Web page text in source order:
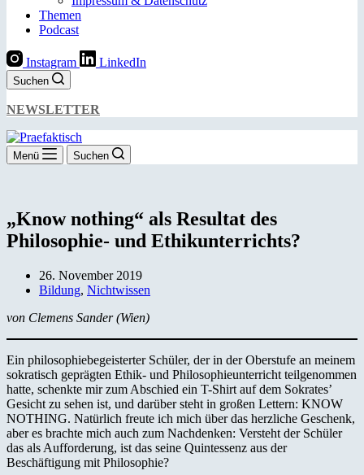
Themen
Podcast
Instagram LinkedIn
Suchen
NEWSLETTER
Menü Suchen
„Know nothing“ als Resultat des
Philosophie- und Ethikunterrichts?
26. November 2019
Bildung, Nichtwissen
von Clemens Sander (Wien)
Ein philosophiebegeisterter Schüler, der in der Oberstufe an meinem
sokratisch geprägten Ethik- und Philosophieunterricht teilgenommen
hatte, schenkte mir zum Abschied ein T-Shirt auf dem Sokrates’
Gesicht zu sehen ist, und darüber steht in großen Lettern: KNOW
NOTHING. Natürlich freute ich mich über das herzliche Geschenk,
aber es brachte mich auch zum Nachdenken: Versteht der Schüler
das als Aufforderung, ist das seine Quintessenz aus der
Beschäftigung mit Philosophie?